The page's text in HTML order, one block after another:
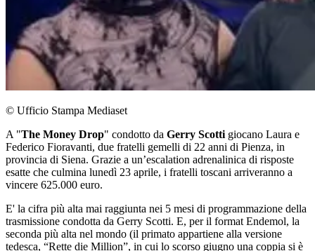
© Ufficio Stampa Mediaset
A "The Money Drop" condotto da Gerry Scotti giocano Laura e
Federico Fioravanti, due fratelli gemelli di 22 anni di Pienza, in
provincia di Siena. Grazie a un’escalation adrenalinica di risposte
esatte che culmina lunedì 23 aprile, i fratelli toscani arriveranno a
vincere 625.000 euro.
E' la cifra più alta mai raggiunta nei 5 mesi di programmazione della
trasmissione condotta da Gerry Scotti. E, per il format Endemol, la
seconda più alta nel mondo (il primato appartiene alla versione
tedesca, “Rette die Million”, in cui lo scorso giugno una coppia si è